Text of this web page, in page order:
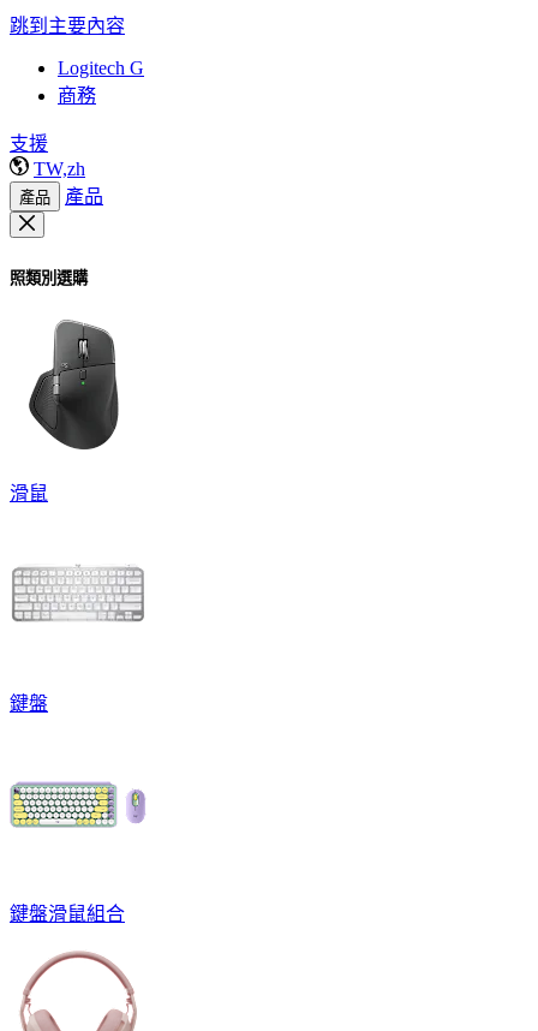
跳到主要內容
Logitech G
商務
支援
TW,zh
產品 產品
照類別選購
滑鼠
鍵盤
鍵盤滑鼠組合